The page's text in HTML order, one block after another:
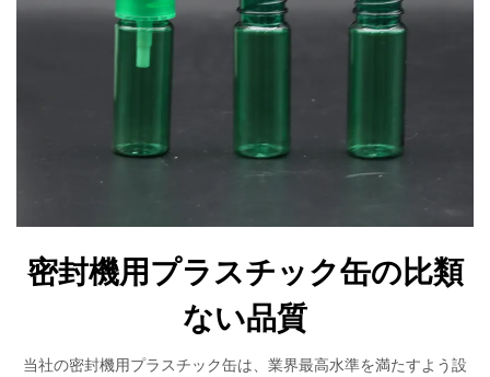
密封機用プラスチック缶の比類
ない品質
当社の密封機用プラスチック缶は、業界最高水準を満たすよう設